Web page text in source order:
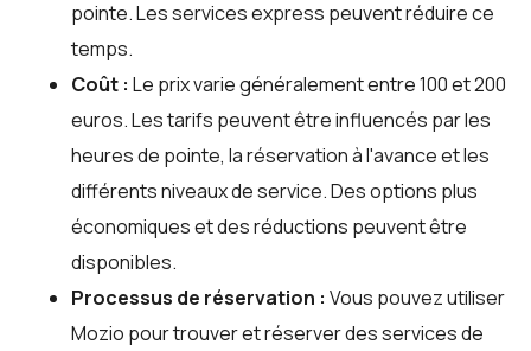
pointe. Les services express peuvent réduire ce
temps.
Coût : Le prix varie généralement entre 100 et 200
euros. Les tarifs peuvent être influencés par les
heures de pointe, la réservation à l'avance et les
différents niveaux de service. Des options plus
économiques et des réductions peuvent être
disponibles.
Processus de réservation : Vous pouvez utiliser
Mozio pour trouver et réserver des services de